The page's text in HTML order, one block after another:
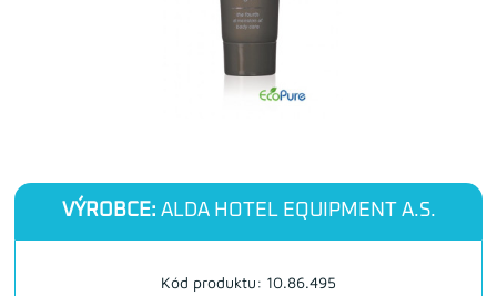
VÝROBCE: ALDA HOTEL EQUIPMENT A.S.
Kód produktu: 10.86.495